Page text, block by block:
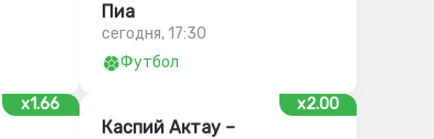
Пиа
сегодня, 17:30
Футбол
x1.66 x2.00
Каспий Актау –